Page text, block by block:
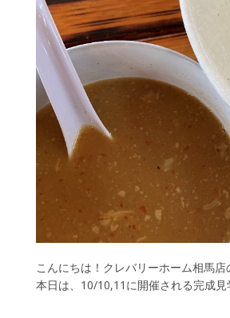
こんにちは！クレバリーホーム相馬店
本日は、10/10,11に開催される完成